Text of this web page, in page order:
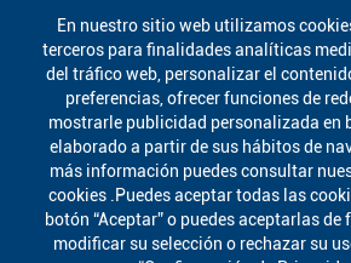
En nuestro sitio web utilizamos
terceros para finalidades analíticas
del tráfico web, personalizar el
preferencias, ofrecer funciones de
mostrarle publicidad personalizada en
elaborado a partir de sus hábitos de
más información puedes consultar
cookies .Puedes aceptar todas las
botón “Aceptar” o puedes aceptarlas de
modificar su selección o rechazar su